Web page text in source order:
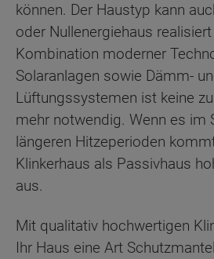
können. Der Haustyp kann
oder Nullenergiehaus
Kombination moderner
Solaranlagen sowie Dämm-
Lüftungssystemen ist keine
mehr notwendig. Wenn es im
längeren Hitzeperioden
Klinkerhaus als Passivhaus
aus.
Mit qualitativ hochwertigen
Ihr Haus eine Art